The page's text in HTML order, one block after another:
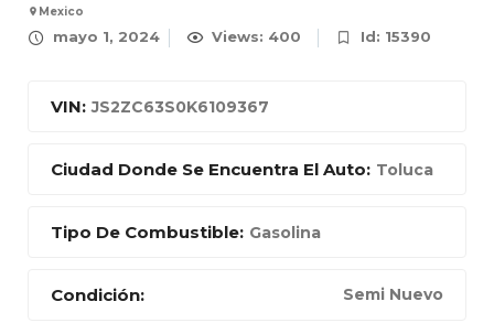
Mexico
mayo 1, 2024 Views: 400 Id: 15390
VIN: JS2ZC63S0K6109367
Ciudad Donde Se Encuentra El Auto: Toluca
Tipo De Combustible: Gasolina
Condición: Semi Nuevo